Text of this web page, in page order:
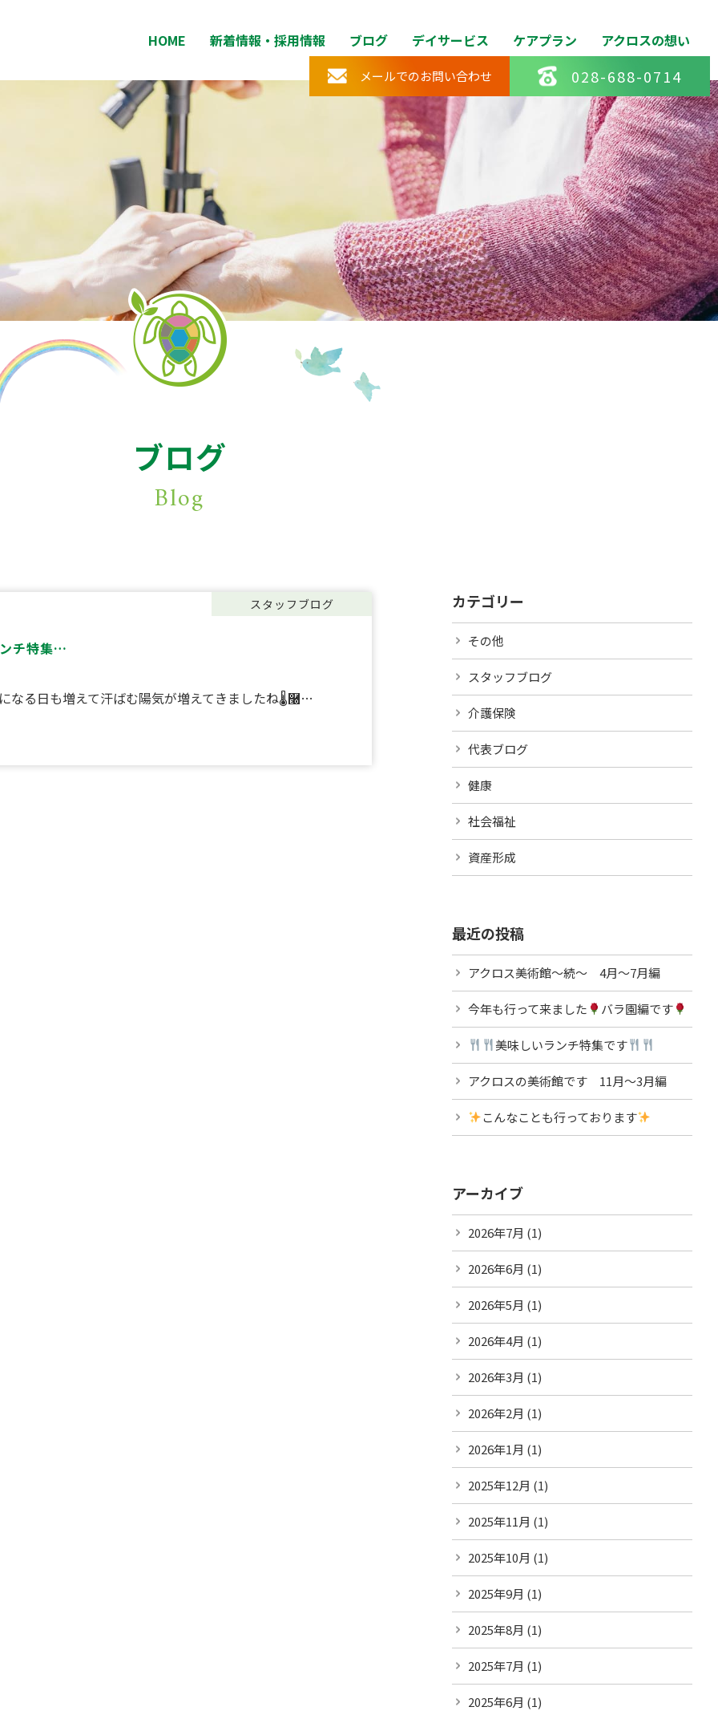
HOME 新着情報・採用情報 ブログ デイサービス ケアプラン アクロスの想い
メールでのお問い合わせ 028-688-0714
ブログ
Blog
スタッフブログ
チ特集…
なる日も増えて汗ばむ陽気が増えてきましたね🌡࿠…
カテゴリー
その他
スタッフブログ
介護保険
代表ブログ
健康
社会福祉
資産形成
最近の投稿
アクロス美術館～続～ 4月～7月編
今年も行って来ました バラ園編です
美味しいランチ特集です
アクロスの美術館です 11月～3月編
こんなことも行っております
アーカイブ
2026年7月 (1)
2026年6月 (1)
2026年5月 (1)
2026年4月 (1)
2026年3月 (1)
2026年2月 (1)
2026年1月 (1)
2025年12月 (1)
2025年11月 (1)
2025年10月 (1)
2025年9月 (1)
2025年8月 (1)
2025年7月 (1)
2025年6月 (1)